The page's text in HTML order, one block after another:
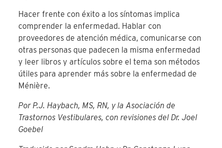
Hacer frente con éxito a los síntomas implica
comprender la enfermedad. Hablar con
proveedores de atención médica, comunicarse con
otras personas que padecen la misma enfermedad
y leer libros y artículos sobre el tema son métodos
útiles para aprender más sobre la enfermedad de
Ménière.
Por P.J. Haybach, MS, RN, y la Asociación de
Trastornos Vestibulares, con revisiones del Dr. Joel
Goebel